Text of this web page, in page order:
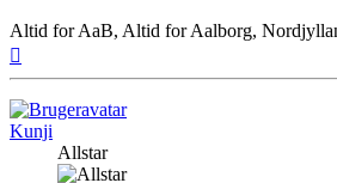
Altid for AaB, Altid for Aalborg,
Kunji
Allstar